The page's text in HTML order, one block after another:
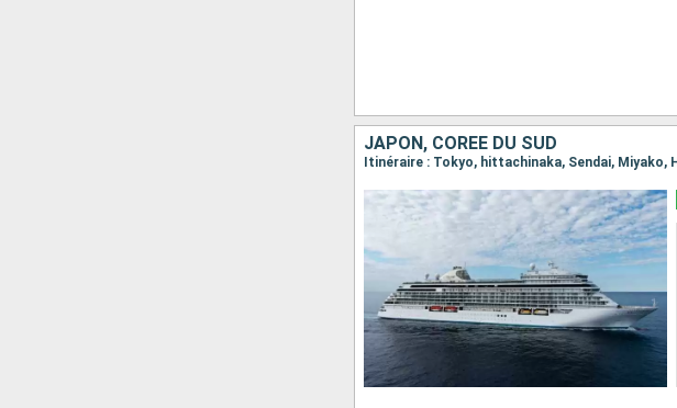
JAPON, CORÉE DU SUD